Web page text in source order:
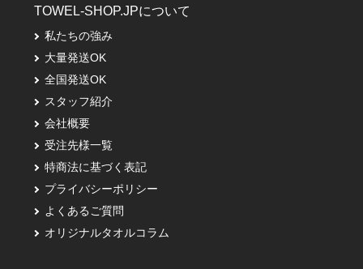
TOWEL-SHOP.JPについて
私たちの強み
大量発送OK
全国発送OK
スタッフ紹介
会社概要
受注先様一覧
特商法に基づく表記
プライバシーポリシー
よくあるご質問
オリジナルタオルコラム